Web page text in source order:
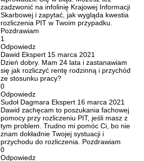
zadzwonić na infolinię Krajowej Informacji
Skarbowej i zapytać, jak wygląda kwestia
rozliczenia PIT w Twoim przypadku.
Pozdrawiam
1
Odpowiedz
Dawid Ekspert 15 marca 2021
Dzień dobry. Mam 24 lata i zastanawiam
się jak rozliczyć rentę rodzinną i przychód
ze stosunku pracy?
0
Odpowiedz
Sudoł Dagmara Ekspert 16 marca 2021
Dawid zachęcam to poszukania fachowej
pomocy przy rozliczeniu PIT, jeśli masz z
tym problem. Trudno mi pomóc Ci, bo nie
znam dokładnie Twojej systuacji i
przychodu do rozliczenia. Pozdrawiam
0
Odpowiedz